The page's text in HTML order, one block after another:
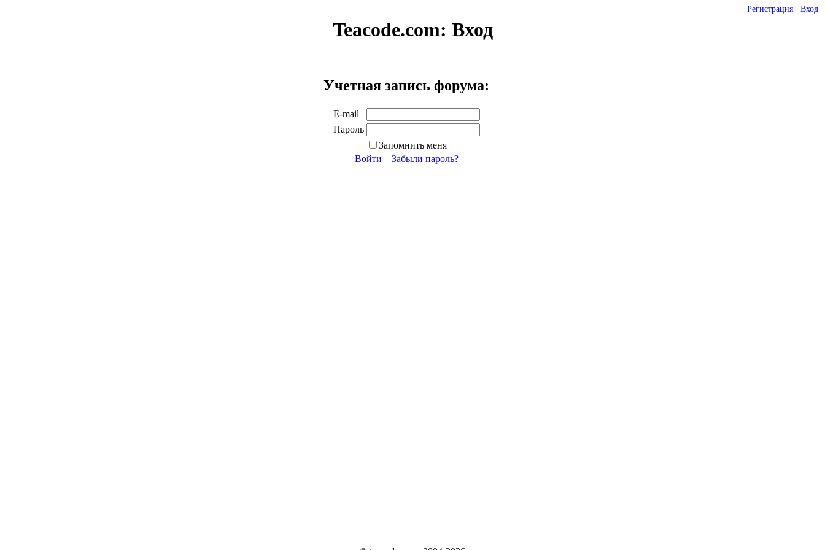
Регистрация Вход
Teacode.com: Вход
Учетная запись форума:
E-mail
Пароль
Запомнить меня
Войти
Забыли пароль?